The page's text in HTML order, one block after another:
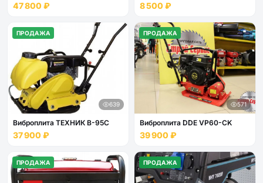
47 800 ₽ 8 500 ₽
ПРОДАЖА
639
Виброплита ТЕХНИК В-95С
37 900 ₽
ПРОДАЖА
571
Виброплита DDE VP60-CK
39 900 ₽
ПРОДАЖА ПРОДАЖА